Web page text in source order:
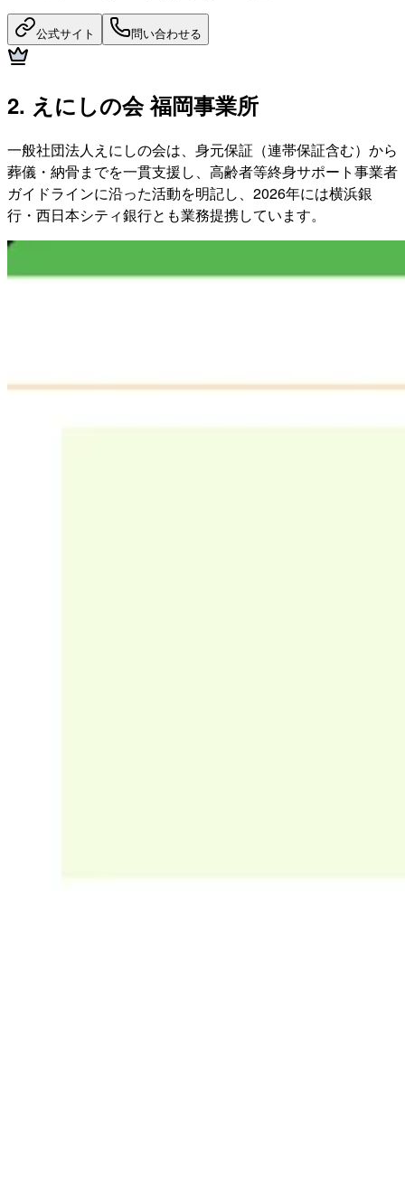
公式サイト 問い合わせる
2. えにしの会 福岡事業所
一般社団法人えにしの会は、身元保証（連帯保証含む）から
葬儀・納骨までを一貫支援し、高齢者等終身サポート事業者
ガイドラインに沿った活動を明記し、2026年には横浜銀
行・西日本シティ銀行とも業務提携しています。